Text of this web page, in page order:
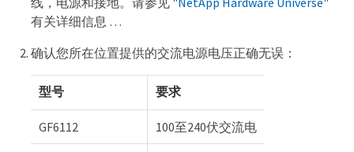
有关详细信息 …​
确认您所在位置提供的交流电源电压正确无误：
型号 要求
GF6112 100至240伏交流电